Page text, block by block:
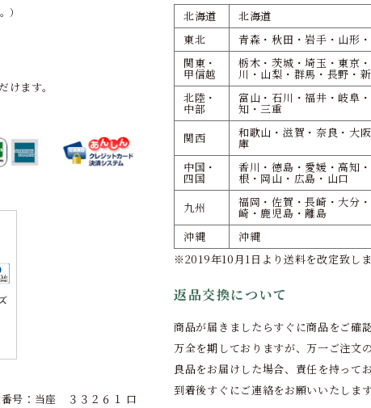
）
ます。
号：当座 ３３２６１ 口
北海道
北海道
東北
青森・秋田・岩手・山形
関東・
甲信越
栃木・茨城・埼玉・東京
川・山梨・群馬・長野・
北陸・
中部
富山・石川・福井・岐阜
知・三重
関西 和歌山・滋賀・奈良・大
庫
中国・
四国
香川・徳島・愛媛・高知
根・岡山・広島・山口
九州 福岡・佐賀・長崎・大分
崎・鹿児島・離島
沖縄
沖縄
※2019年10月1日より送料を改定致し
返品交換について
商品が届きましたらすぐに商品をご確
万全を期しておりますが、万一ご注文
良品をお届けした場合、責任を持って
到着後すぐにご連絡をお願いいたします